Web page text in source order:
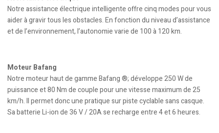
Notre assistance électrique intelligente offre cinq modes pour vous
aider à gravir tous les obstacles. En fonction du niveau d’assistance
et de l’environnement, l’autonomie varie de 100 à 120 km.
Moteur Bafang
Notre moteur haut de gamme Bafang ®; développe 250 W de
puissance et 80 Nm de couple pour une vitesse maximum de 25
km/h. Il permet donc une pratique sur piste cyclable sans casque.
Sa batterie Li-ion de 36 V / 20A se recharge entre 4 et 6 heures.